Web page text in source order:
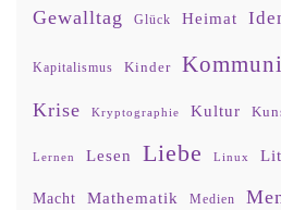
Gewalltag Glück Heimat
Kapitalismus Kinder
Krise Kryptographie Kultur
Lernen Lesen Liebe Linux
Macht Mathematik Medien